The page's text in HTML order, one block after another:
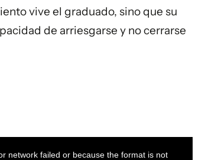
vive el graduado, sino que su
de arriesgarse y no cerrarse
network failed or because the format is not